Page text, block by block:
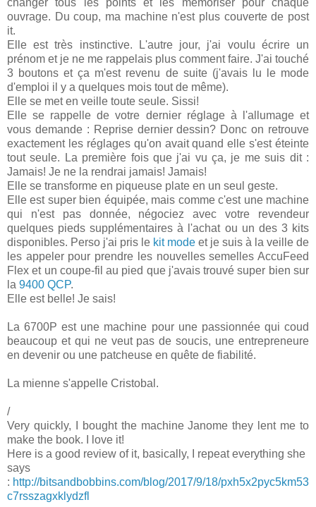
changer tous les points et les mémoriser pour chaque
ouvrage. Du coup, ma machine n'est plus couverte de post
it.
Elle est très instinctive. L'autre jour, j'ai voulu écrire un
prénom et je ne me rappelais plus comment faire. J'ai touché
3 boutons et ça m'est revenu de suite (j'avais lu le mode
d'emploi il y a quelques mois tout de même).
Elle se met en veille toute seule. Sissi!
Elle se rappelle de votre dernier réglage à l'allumage et
vous demande : Reprise dernier dessin? Donc on retrouve
exactement les réglages qu'on avait quand elle s'est éteinte
tout seule. La première fois que j'ai vu ça, je me suis dit :
Jamais! Je ne la rendrai jamais! Jamais!
Elle se transforme en piqueuse plate en un seul geste.
Elle est super bien équipée, mais comme c'est une machine
qui n'est pas donnée, négociez avec votre revendeur
quelques pieds supplémentaires à l'achat ou un des 3 kits
disponibles. Perso j'ai pris le kit mode et je suis à la veille de
les appeler pour prendre les nouvelles semelles AccuFeed
Flex et un coupe-fil au pied que j'avais trouvé super bien sur
la 9400 QCP.
Elle est belle! Je sais!
La 6700P est une machine pour une passionnée qui coud
beaucoup et qui ne veut pas de soucis, une entrepreneure
en devenir ou une patcheuse en quête de fiabilité.
La mienne s'appelle Cristobal.
/
Very quickly, I bought the machine Janome they lent me to
make the book. I love it!
Here is a good review of it, basically, I repeat everything she
says
: http://bitsandbobbins.com/blog/2017/9/18/pxh5x2pyc5km53
c7rsszagxklydzfl